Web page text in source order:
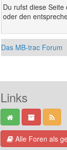
Du rufst diese
oder den
Das MB-trac Forum
Links
Alle Foren als